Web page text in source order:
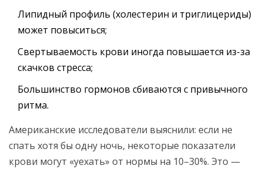
Липидный профиль (холестерин и триглицериды)
может повыситься;
Свертываемость крови иногда повышается из-за
скачков стресса;
Большинство гормонов сбиваются с привычного
ритма.
Американские исследователи выяснили: если не
спать хотя бы одну ночь, некоторые показатели
крови могут «уехать» от нормы на 10–30%. Это —